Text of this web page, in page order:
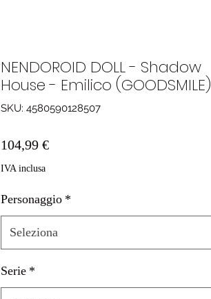
NENDOROID DOLL - Shadow
House - Emilico (GOODSMILE)
SKU: 4580590128507
104,99 €Prezzo
IVA inclusa
Personaggio *
Seleziona
Serie *